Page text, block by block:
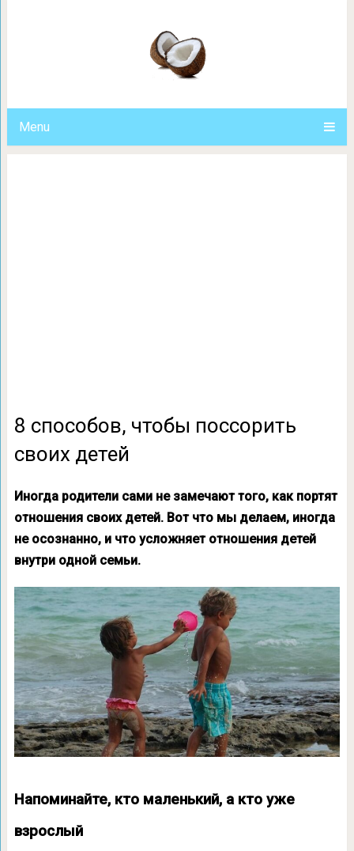
Menu
8 способов, чтобы поссорить
своих детей
Иногда родители сами не замечают того, как портят
отношения своих детей. Вот что мы делаем, иногда
не осознанно, и что усложняет отношения детей
внутри одной семьи.
Напоминайте, кто маленький, а кто уже
взрослый